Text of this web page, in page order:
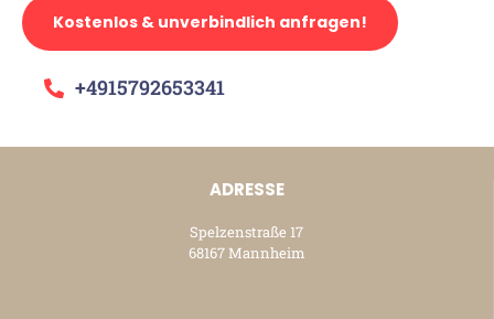
Kostenlos & unverbindlich anfragen!
+4915792653341
ADRESSE
Spelzenstraße 17
68167 Mannheim